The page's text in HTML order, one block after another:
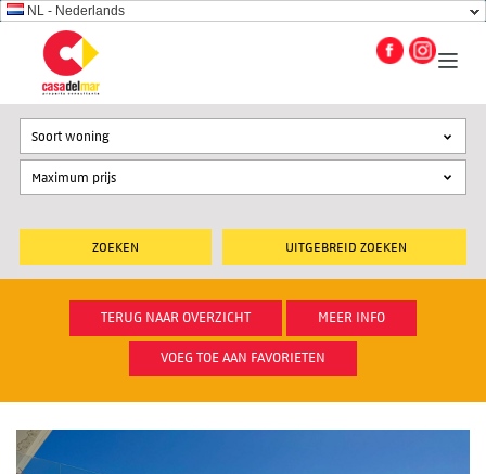
NL - Nederlands
UITGEBREID ZOEKEN
Soort woning
TERUG NAAR OVERZICHT MEER INFO
VOEG TOE AAN FAVORIETEN